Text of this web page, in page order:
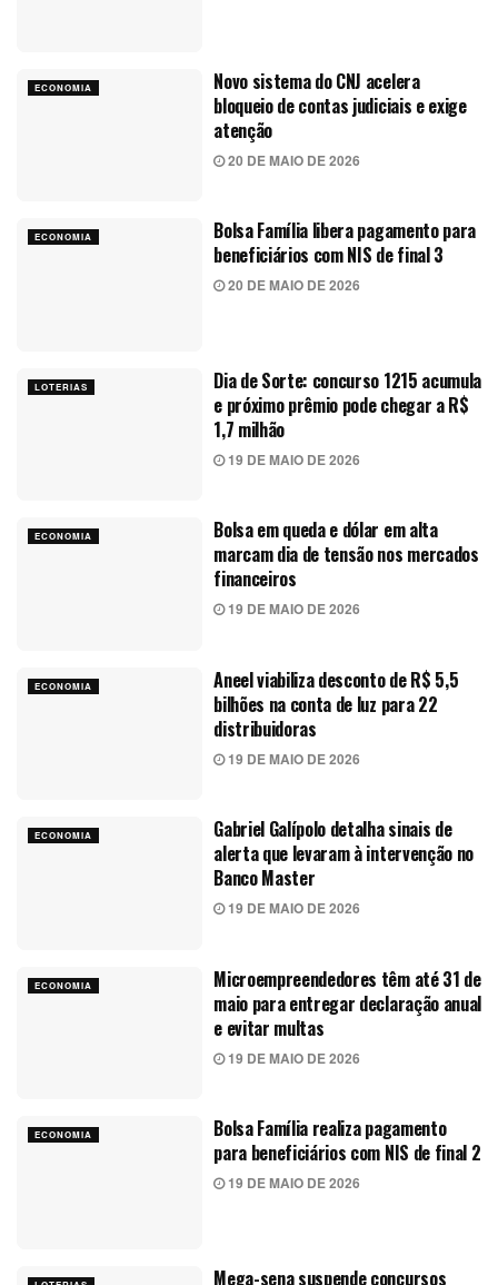
ECONOMIA
Novo sistema do CNJ acelera
bloqueio de contas judiciais e exige
atenção
20 DE MAIO DE 2026
ECONOMIA
Bolsa Família libera pagamento para
beneficiários com NIS de final 3
20 DE MAIO DE 2026
LOTERIAS
Dia de Sorte: concurso 1215 acumula
e próximo prêmio pode chegar a R$
1,7 milhão
19 DE MAIO DE 2026
ECONOMIA
Bolsa em queda e dólar em alta
marcam dia de tensão nos mercados
financeiros
19 DE MAIO DE 2026
ECONOMIA
Aneel viabiliza desconto de R$ 5,5
bilhões na conta de luz para 22
distribuidoras
19 DE MAIO DE 2026
ECONOMIA
Gabriel Galípolo detalha sinais de
alerta que levaram à intervenção no
Banco Master
19 DE MAIO DE 2026
ECONOMIA
Microempreendedores têm até 31 de
maio para entregar declaração anual
e evitar multas
19 DE MAIO DE 2026
ECONOMIA
Bolsa Família realiza pagamento
para beneficiários com NIS de final 2
19 DE MAIO DE 2026
Mega-sena suspende concursos